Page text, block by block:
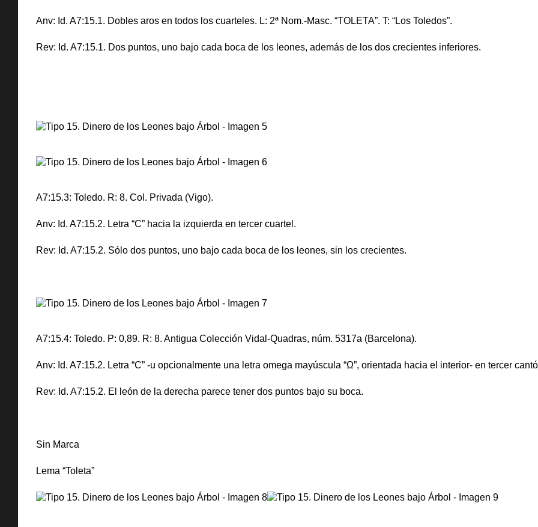
Anv: Id. A7:15.1. Dobles aros en todos los cuarteles. L: 2ª Nom.-Masc. “TOLETA”. T: “Los Toledos”.
Rev: Id. A7:15.1. Dos puntos, uno bajo cada boca de los leones, además de los dos crecientes inferiores.
A7:15.3: Toledo. R: 8. Col. Privada (Vigo).
Anv: Id. A7:15.2. Letra “C” hacia la izquierda en tercer cuartel.
Rev: Id. A7:15.2. Sólo dos puntos, uno bajo cada boca de los leones, sin los crecientes.
A7:15.4: Toledo. P: 0,89. R: 8. Antigua Colección Vidal-Quadras, núm. 5317a (Barcelona).
Anv: Id. A7:15.2. Letra “C” -u opcionalmente una letra omega mayúscula “Ω”, orientada hacia el interior- en tercer
Rev: Id. A7:15.2. El león de la derecha parece tener dos puntos bajo su boca.
Sin Marca
Lema “Toleta”